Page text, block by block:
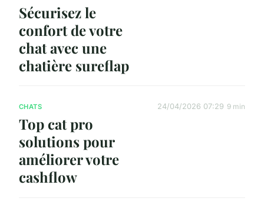
Sécurisez le
confort de votre
chat avec une
chatière sureflap
CHATS
Top cat pro
solutions pour
améliorer votre
cashflow
24/04/2026 07:29 9 min